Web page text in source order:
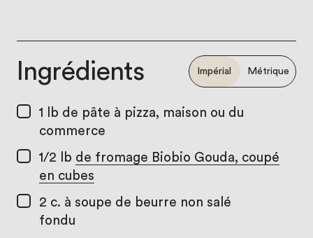
Ingrédients Impérial Métrique
1 lb de pâte à pizza, maison ou du
commerce
1/2 lb de fromage Biobio Gouda, coupé
en cubes
2 c. à soupe de beurre non salé
fondu